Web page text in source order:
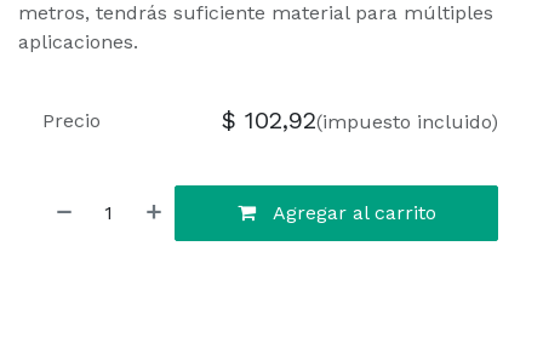
metros, tendrás suficiente material para múltiples
aplicaciones.
Agregar al carrito
Precio $ 102,92(impuesto incluido)